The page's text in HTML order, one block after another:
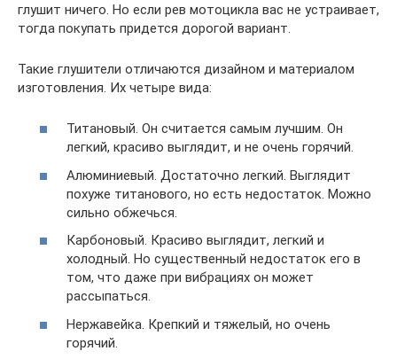
глушит ничего. Но если рев мотоцикла вас не устраивает,
тогда покупать придется дорогой вариант.
Такие глушители отличаются дизайном и материалом
изготовления. Их четыре вида:
Титановый. Он считается самым лучшим. Он
легкий, красиво выглядит, и не очень горячий.
Алюминиевый. Достаточно легкий. Выглядит
похуже титанового, но есть недостаток. Можно
сильно обжечься.
Карбоновый. Красиво выглядит, легкий и
холодный. Но существенный недостаток его в
том, что даже при вибрациях он может
рассыпаться.
Нержавейка. Крепкий и тяжелый, но очень
горячий.